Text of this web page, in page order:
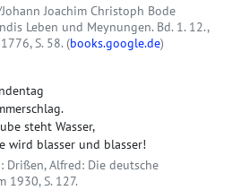
Joachim Christoph Bode
Leben und Meynungen. Bd. 1. 12.,
S. 58. (books.google.de)
steht Wasser,
wird blasser und blasser!
Drißen, Alfred: Die deutsche
1930, S. 127.